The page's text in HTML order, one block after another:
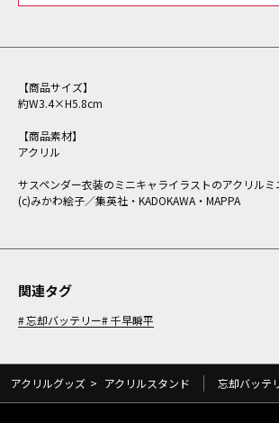
【商品サイズ】
約W3.4×H5.8cm
【商品素材】
アクリル
サスペンダー衣装のミニキャライラストのアクリルミ
(c)みかわ絵子／集英社・KADOKAWA・MAPPA
関連タグ
忘却バッテリー 千早瞬平
アクリルグッズ > アクリルスタンド 忘却バッテ